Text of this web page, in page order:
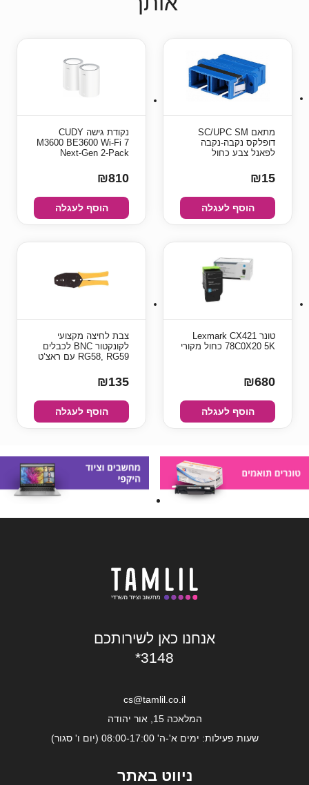
מתאם SC/UPC SM
דופלקס נקבה-נקבה
לפאנל צבע כחול
₪15
הוסף לעגלה
‏נקודת גישה‏ CUDY
M3600 BE3600 Wi-Fi 7
Next-Gen 2-Pack
₪810
הוסף לעגלה
טונר Lexmark CX421
78C0X20 5K כחול מקורי
₪680
הוסף לעגלה
צבת לחיצה מקצועי
לקונקטור BNC לכבלים
RG58, RG59 עם ראצ’ט
₪135
הוסף לעגלה
אנחנו כאן לשירותכם
*3148
cs@tamlil.co.il
המלאכה 15, אור יהודה
שעות פעילות: ימים א'-ה' 08:00-17:00 (יום ו' סגור)
ניווט באתר